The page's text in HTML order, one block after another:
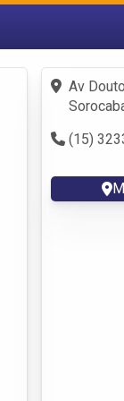
Fazer
Criar
Av
(15)